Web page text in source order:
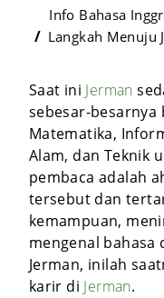
Info Bahasa
Langkah Menuju
Saat ini Jerman
sebesar-besarnya
Matematika,
Alam, dan Teknik
pembaca adalah
tersebut dan
kemampuan,
mengenal bahasa
Jerman, inilah
karir di Jerman.